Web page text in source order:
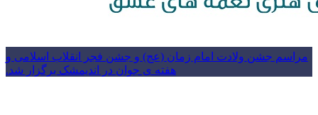
مراسم جشن ولادت امام زمان (عج) و جشن فجر انقلاب اسلامی و
هفته ی جوان در اندیمشک برگزار شد.